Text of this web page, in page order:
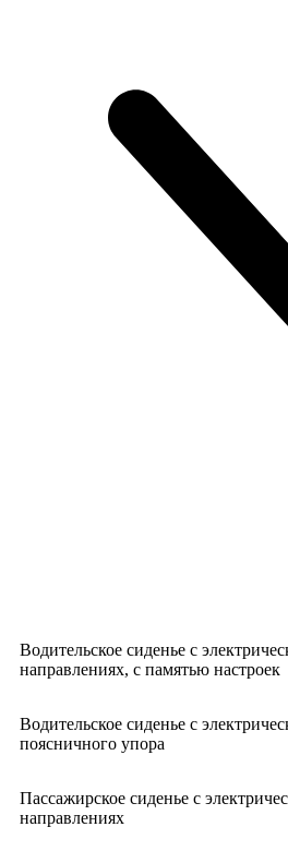
Водительское сиденье с
направлениях, с памятью настроек
Водительское сиденье с
поясничного упора
Пассажирское сиденье с
направлениях